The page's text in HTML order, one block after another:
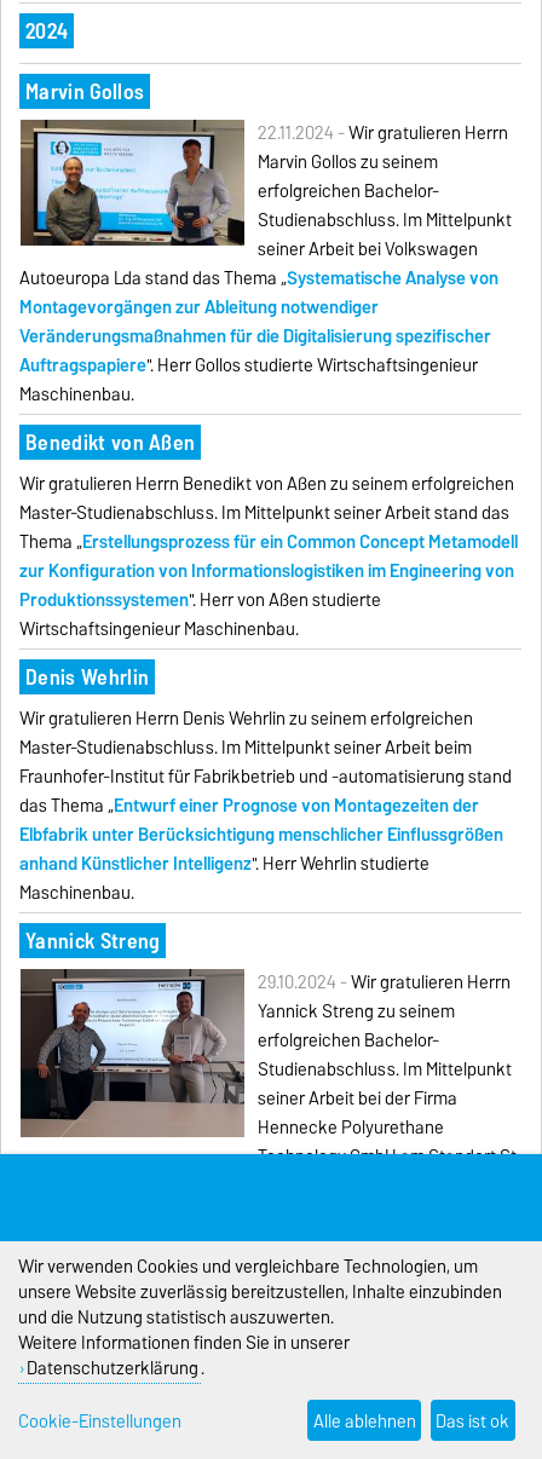
2024
Marvin Gollos
22.11.2024 -Wir gratulieren Herrn
Marvin Gollos zu seinem
erfolgreichen Bachelor-
Studienabschluss. Im Mittelpunkt
seiner Arbeit bei Volkswagen
Autoeuropa Lda stand das Thema „Systematische Analyse von
Montagevorgängen zur Ableitung notwendiger
Veränderungsmaßnahmen für die Digitalisierung spezifischer
Auftragspapiere". Herr Gollos studierte Wirtschaftsingenieur
Maschinenbau.
Benedikt von Aßen
Wir gratulieren Herrn Benedikt von Aßen zu seinem erfolgreichen
Master-Studienabschluss. Im Mittelpunkt seiner Arbeit stand das
Thema „Erstellungsprozess für ein Common Concept Metamodell
zur Konfiguration von Informationslogistiken im Engineering von
Produktionssystemen". Herr von Aßen studierte
Wirtschaftsingenieur Maschinenbau.
Denis Wehrlin
Wir gratulieren Herrn Denis Wehrlin zu seinem erfolgreichen
Master-Studienabschluss. Im Mittelpunkt seiner Arbeit beim
Fraunhofer-Institut für Fabrikbetrieb und -automatisierung stand
das Thema „Entwurf einer Prognose von Montagezeiten der
Elbfabrik unter Berücksichtigung menschlicher Einflussgrößen
anhand Künstlicher Intelligenz". Herr Wehrlin studierte
Maschinenbau.
Yannick Streng
29.10.2024 -Wir gratulieren Herrn
Yannick Streng zu seinem
erfolgreichen Bachelor-
Studienabschluss. Im Mittelpunkt
seiner Arbeit bei der Firma
Hennecke Polyurethane
Technology GmbH am Standort St.
Materialbereitstellungen im Montagebereich". Herr Streng
studierte Wirtschaftsingenieur für Maschinenbau mit der
Vertiefung Produktentwicklung.
Yaozhog Mei
18.10.2024 -Wir gratulieren Herrn Yaozhog Mei zu seinem
erfolgreichen Master-Studienabschluss. Im Mittelpunkt seiner
Sales of electric vehicles, air quality, and
Wir verwenden Cookies und vergleichbare Technologien, um
unsere Website zuverlässig bereitzustellen, Inhalte einzubinden
und die Nutzung statistisch auszuwerten.
Weitere Informationen finden Sie in unserer
Datenschutzerklärung.
Cookie-Einstellungen
Alle ablehnen Das ist ok